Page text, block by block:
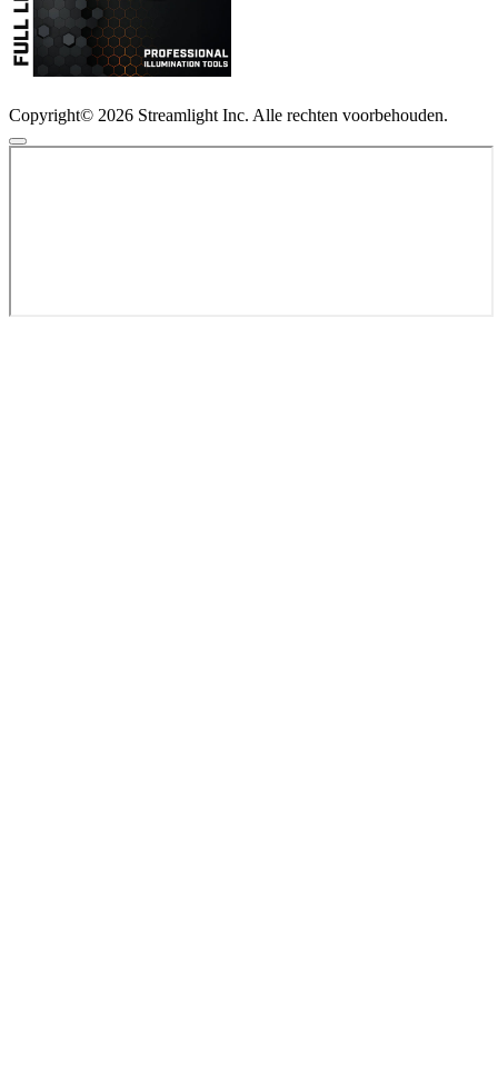
Copyright© 2026 Streamlight Inc. Alle rechten voorbehouden.